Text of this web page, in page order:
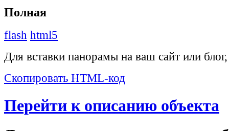
Полная
flash html5
Для вставки панорамы на ваш сайт или
Скопировать HTML-код
Перейти к описанию объекта